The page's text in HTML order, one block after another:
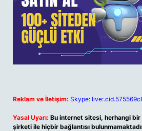
Reklam ve İletişim: Skype:
Yasal Uyarı: Bu internet sitesi, herhangi bir
şirketi ile hiçbir bağlantısı